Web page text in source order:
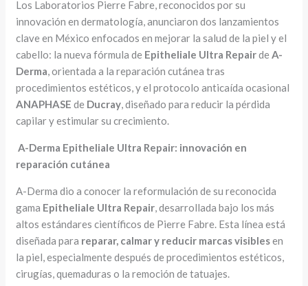
Los Laboratorios Pierre Fabre, reconocidos por su
innovación en dermatología, anunciaron dos lanzamientos
clave en México enfocados en mejorar la salud de la piel y el
cabello: la nueva fórmula de Epitheliale Ultra RepairdeA-
Derma, orientada a la reparación cutánea tras
procedimientos estéticos, y el protocolo anticaída ocasional
ANAPHASE de Ducray, diseñado para reducir la pérdida
capilar y estimular su crecimiento.
A-Derma Epitheliale Ultra Repair: innovación en
reparación cutánea
A-Derma dio a conocer la reformulación de su reconocida
gama Epitheliale Ultra Repair, desarrollada bajo los más
altos estándares científicos de Pierre Fabre. Esta línea está
diseñada para reparar, calmar y reducir marcas visiblesen
la piel, especialmente después de procedimientos estéticos,
cirugías, quemaduras o la remoción de tatuajes.